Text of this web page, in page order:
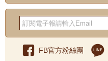
‧關於有機棉
‧有機棉製品洗滌方式
‧Baby搭配小常識
‧品牌堅持
‧國際認證
FB官方粉絲團